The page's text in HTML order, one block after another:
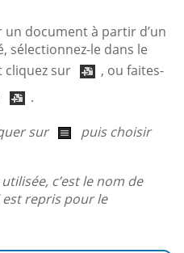
un document à partir d’un
sélectionnez-le dans le
cliquez sur
, ou faites-
.
sur
puis choisir
c’est le nom de
est repris pour le